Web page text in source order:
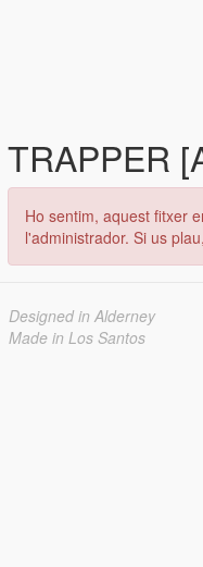
TRAPPER
Ho sentim, aquest fitxer
l'administrador. Si us
Designed in Alderney
Made in Los Santos